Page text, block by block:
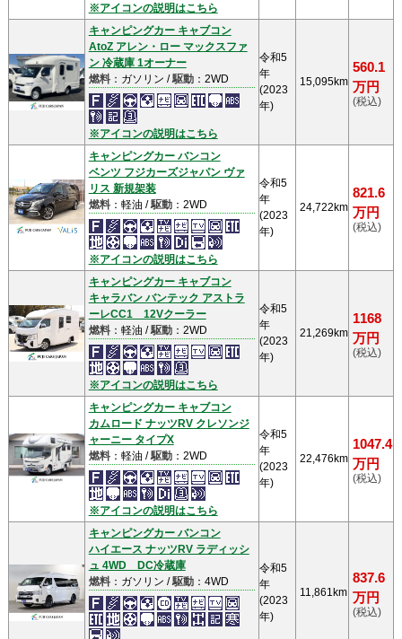
※アイコンの説明はこちら
キャンピングカー キャブコン
AtoZ アレン・ロー マックスファ
ン 冷蔵庫 1オーナー
燃料：ガソリン /駆動：2WD
※アイコンの説明はこちら
令和5
年
(2023
年)
15,095km
560.1
万円
(税込)
キャンピングカー バンコン
ベンツ フジカーズジャパン ヴァ
リス 新規架装
燃料：軽油 /駆動：2WD
※アイコンの説明はこちら
令和5
年
(2023
年)
24,722km
821.6
万円
(税込)
キャンピングカー キャブコン
キャラバン バンテック アストラ
ーレCC1 12Vクーラー
燃料：軽油 /駆動：2WD
※アイコンの説明はこちら
令和5
年
(2023
年)
21,269km
1168
万円
(税込)
キャンピングカー キャブコン
カムロード ナッツRV クレソンジ
ャーニー タイプX
燃料：軽油 /駆動：2WD
※アイコンの説明はこちら
令和5
年
(2023
年)
22,476km
1047.4
万円
(税込)
キャンピングカー バンコン
ハイエース ナッツRV ラディッシ
ュ 4WD DC冷蔵庫
燃料：ガソリン /駆動：4WD
令和5
年
(2023
年)
11,861km
837.6
万円
(税込)